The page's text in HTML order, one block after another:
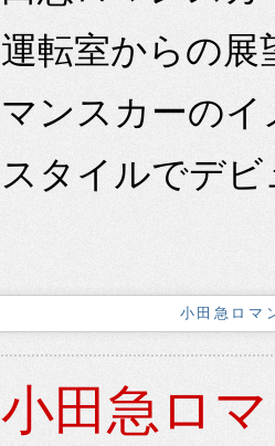
運転室からの展
マンスカーの
スタイルでデ
小田急ロマ
小田急ロ